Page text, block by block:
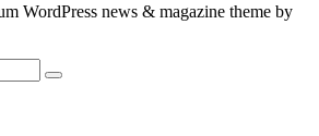
WordPress news & magazine theme by